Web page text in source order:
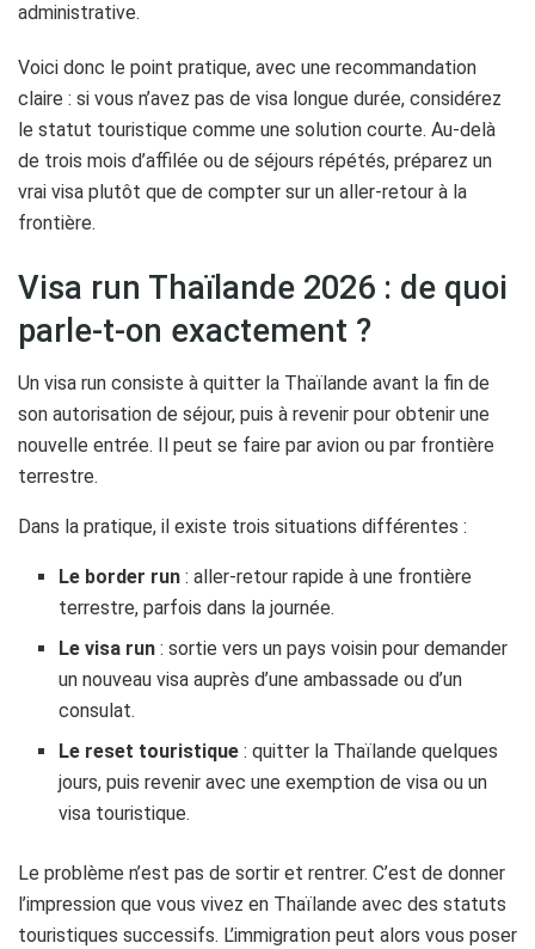
administrative.
Voici donc le point pratique, avec une recommandation
claire : si vous n’avez pas de visa longue durée, considérez
le statut touristique comme une solution courte. Au-delà
de trois mois d’affilée ou de séjours répétés, préparez un
vrai visa plutôt que de compter sur un aller-retour à la
frontière.
Visa run Thaïlande 2026 : de quoi
parle-t-on exactement ?
Un visa run consiste à quitter la Thaïlande avant la fin de
son autorisation de séjour, puis à revenir pour obtenir une
nouvelle entrée. Il peut se faire par avion ou par frontière
terrestre.
Dans la pratique, il existe trois situations différentes :
Le border run : aller-retour rapide à une frontière
terrestre, parfois dans la journée.
Le visa run : sortie vers un pays voisin pour demander
un nouveau visa auprès d’une ambassade ou d’un
consulat.
Le reset touristique : quitter la Thaïlande quelques
jours, puis revenir avec une exemption de visa ou un
visa touristique.
Le problème n’est pas de sortir et rentrer. C’est de donner
l’impression que vous vivez en Thaïlande avec des statuts
touristiques successifs. L’immigration peut alors vous poser